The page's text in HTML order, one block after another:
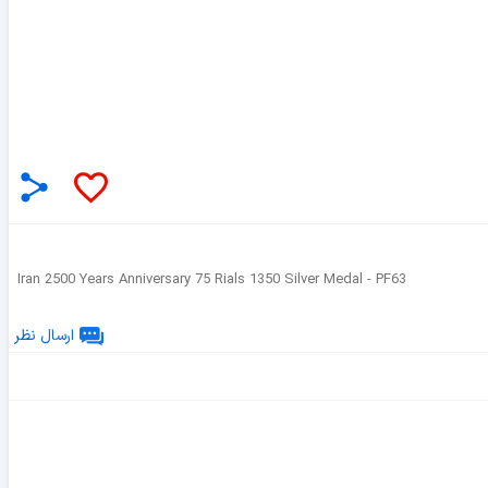
Iran 2500 Years Anniversary 75 Rials 1350 Silver Medal - PF63
ارسال نظر